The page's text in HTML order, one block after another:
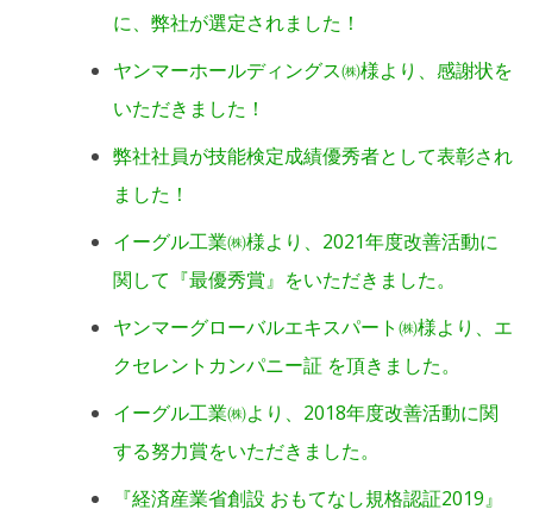
に、弊社が選定されました！
ヤンマーホールディングス㈱様より、感謝状を
いただきました！
弊社社員が技能検定成績優秀者として表彰され
ました！
イーグル工業㈱様より、2021年度改善活動に
関して『最優秀賞』をいただきました。
ヤンマーグローバルエキスパート㈱様より、エ
クセレントカンパニー証 を頂きました。
イーグル工業㈱より、2018年度改善活動に関
する努力賞をいただきました。
『経済産業省創設 おもてなし規格認証2019』